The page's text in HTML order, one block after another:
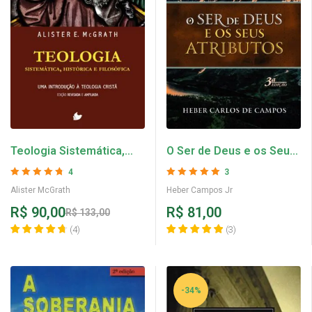
Teologia Sistemática,
Histórica e Filosófica
(Nova Edição) – Alister
Avaliação
4
Alister McGrath
R$133,00
R$ 90,00
(4)
O Ser de Deus e os Seus
Atributos – Heber
Campos Jr
Avaliação
3
Heber Campos Jr
R$ 81,00
(3)
-34%